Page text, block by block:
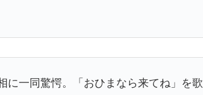
に一同驚愕。「おひまなら来てね」を歌